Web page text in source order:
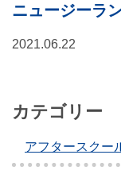
ニュージーラ
2021.06.22
カテゴリー
アフタースクー